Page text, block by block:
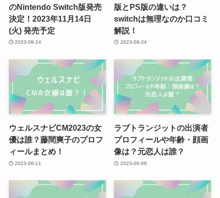
のNintendo Switch版発売
決定！2023年11月14日
(火) 発売予定
2023-08-24
版とPS版の違いは？
switchは無理なのか口コミ
解説！
2023-08-24
ウェルスナビCM2023の女
優は誰？藤間爽子のプロフ
ィールまとめ！
2023-06-11
ラブトランジットの出演者
プロフィールや年齢・顔画
像は？元恋人は誰？
2023-06-09